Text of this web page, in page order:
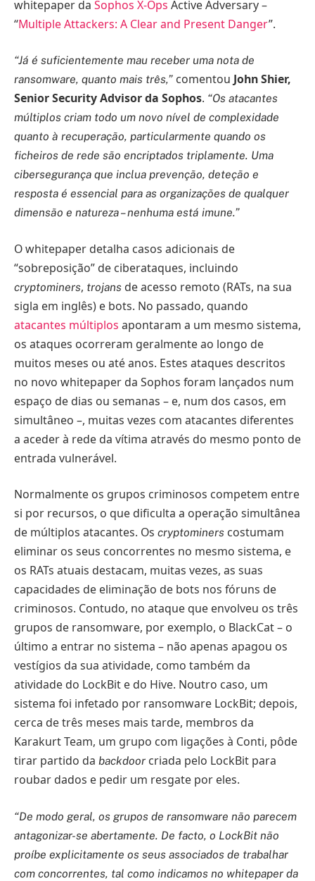
whitepaper da Sophos X-Ops Active Adversary –
“Multiple Attackers: A Clear and Present Danger”.
“Já é suficientemente mau receber uma nota de
ransomware, quanto mais três,” comentou John Shier,
Senior Security Advisor da Sophos. “Os atacantes
múltiplos criam todo um novo nível de complexidade
quanto à recuperação, particularmente quando os
ficheiros de rede são encriptados triplamente. Uma
cibersegurança que inclua prevenção, deteção e
resposta é essencial para as organizações de qualquer
dimensão e natureza – nenhuma está imune.”
O whitepaper detalha casos adicionais de
“sobreposição” de ciberataques, incluindo
cryptominers, trojans de acesso remoto (RATs, na sua
sigla em inglês) e bots. No passado, quando
atacantes múltiplos apontaram a um mesmo sistema,
os ataques ocorreram geralmente ao longo de
muitos meses ou até anos. Estes ataques descritos
no novo whitepaper da Sophos foram lançados num
espaço de dias ou semanas – e, num dos casos, em
simultâneo –, muitas vezes com atacantes diferentes
a aceder à rede da vítima através do mesmo ponto de
entrada vulnerável.
Normalmente os grupos criminosos competem entre
si por recursos, o que dificulta a operação simultânea
de múltiplos atacantes. Os cryptominers costumam
eliminar os seus concorrentes no mesmo sistema, e
os RATs atuais destacam, muitas vezes, as suas
capacidades de eliminação de bots nos fóruns de
criminosos. Contudo, no ataque que envolveu os três
grupos de ransomware, por exemplo, o BlackCat – o
último a entrar no sistema – não apenas apagou os
vestígios da sua atividade, como também da
atividade do LockBit e do Hive. Noutro caso, um
sistema foi infetado por ransomware LockBit; depois,
cerca de três meses mais tarde, membros da
Karakurt Team, um grupo com ligações à Conti, pôde
tirar partido da backdoor criada pelo LockBit para
roubar dados e pedir um resgate por eles.
“De modo geral, os grupos de ransomware não parecem
antagonizar-se abertamente. De facto, o LockBit não
proíbe explicitamente os seus associados de trabalhar
com concorrentes, tal como indicamos no whitepaper da